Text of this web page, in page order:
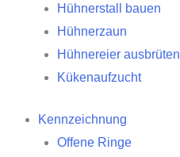
Hühnerstall bauen
Hühnerzaun
Hühnereier ausbrüten
Kükenaufzucht
Kennzeichnung
Offene Ringe